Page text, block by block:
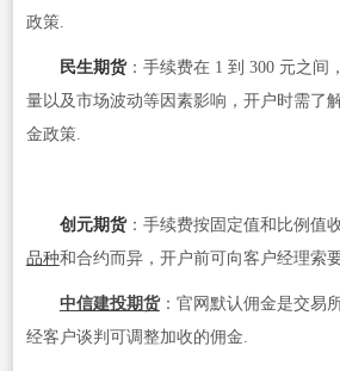
政策.
民生期货：手续费在 1 到 300 元之间
量以及市场波动等因素影响，开户时需了
金政策.
创元期货：手续费按固定值和比例值
品种和合约而异，开户前可向客户经理索
中信建投期货：官网默认佣金是交易
经客户谈判可调整加收的佣金.